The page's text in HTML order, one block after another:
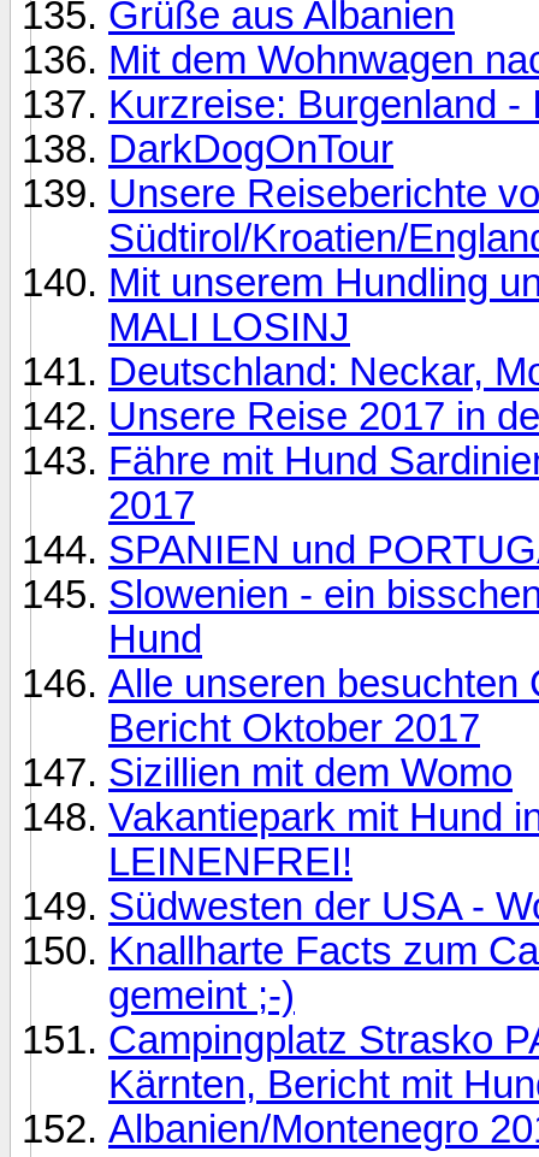
Grüße aus Albanien
Mit dem Wohnwagen
Kurzreise: Burgenland -
DarkDogOnTour
Unsere Reiseberichte
Südtirol/Kroatien/
Mit unserem Hundling
MALI LOSINJ
Deutschland: Neckar,
Unsere Reise 2017 in
Fähre mit Hund
2017
SPANIEN und
Slowenien - ein
Hund
Alle unseren besuchten
Bericht Oktober 2017
Sizillien mit dem Womo
Vakantiepark mit Hund
LEINENFREI!
Südwesten der USA -
Knallharte Facts zum
gemeint ;-)
Campingplatz Strasko
Kärnten, Bericht mit
Albanien/Montenegro